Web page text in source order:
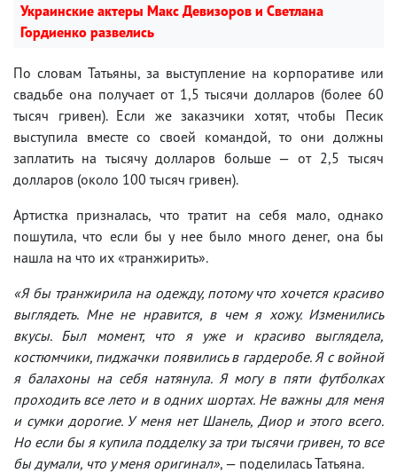
Украинские актеры Макс Девизоров и Светлана
Гордиенко развелись
По словам Татьяны, за выступление на корпоративе или
свадьбе она получает от 1,5 тысячи долларов (более 60
тысяч гривен). Если же заказчики хотят, чтобы Песик
выступила вместе со своей командой, то они должны
заплатить на тысячу долларов больше — от 2,5 тысяч
долларов (около 100 тысяч гривен).
Артистка призналась, что тратит на себя мало, однако
пошутила, что если бы у нее было много денег, она бы
нашла на что их «транжирить».
«Я бы транжирила на одежду, потому что хочется красиво
выглядеть. Мне не нравится, в чем я хожу. Изменились
вкусы. Был момент, что я уже и красиво выглядела,
костюмчики, пиджачки появились в гардеробе. Я с войной
я балахоны на себя натянула. Я могу в пяти футболках
проходить все лето и в одних шортах. Не важны для меня
и сумки дорогие. У меня нет Шанель, Диор и этого всего.
Но если бы я купила подделку за три тысячи гривен, то все
бы думали, что у меня оригинал», — поделилась Татьяна.